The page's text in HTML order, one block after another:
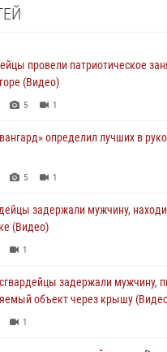
провели патриотическое
(Видео)
5 1
определил лучших в
5 1
задержали мужчину,
(Видео)
1
задержали мужчину,
объект через крышу
1